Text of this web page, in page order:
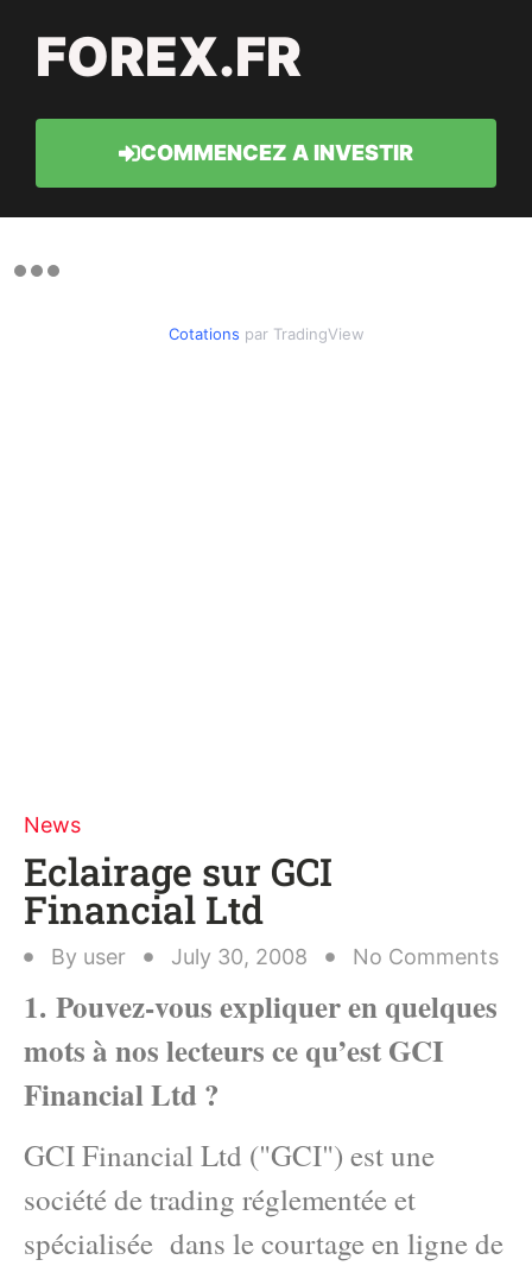
FOREX.FR
COMMENCEZ A INVESTIR
Cotations par TradingView
News
Eclairage sur GCI
Financial Ltd
By user July 30, 2008 No Comments
1. Pouvez-vous expliquer en quelques
mots à nos lecteurs ce qu’est GCI
Financial Ltd ?
GCI Financial Ltd ("GCI") est une
société de trading réglementée et
spécialisée dans le courtage en ligne de